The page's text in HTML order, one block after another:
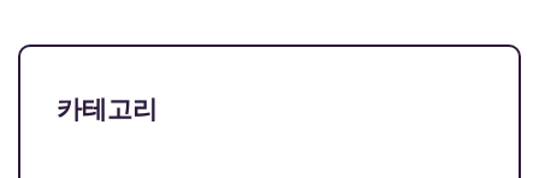
카테고리